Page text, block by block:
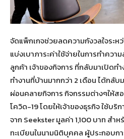
จัดแพ็กเกจช่วยลดความกังวลใจระห
แบ่งเบาภาระค่าใช้จ่ายในการทำควา
ลูกค้า เจ้าของกิจการ ที่กลับมาเปิดท
ทำงานที่บ้านมากกว่า 2 เดือน ได้กลั
ผ่อนคลายกิจการ กิจกรรมต่างๆให้
โควิด-19 โดยให้เจ้าของธุรกิจ ใช้บริ
จาก Seekster มูลค่า 1,100 บาท สำ
ทะเบียนในนามนิติบุคคล ผู้ประกอบก